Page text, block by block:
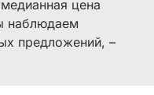
цена
наблюдаем
предложений, –